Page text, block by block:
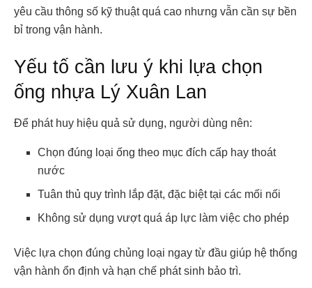
yêu cầu thông số kỹ thuật quá cao nhưng vẫn cần sự bền
bỉ trong vận hành.
Yếu tố cần lưu ý khi lựa chọn
ống nhựa Lý Xuân Lan
Để phát huy hiệu quả sử dụng, người dùng nên:
Chọn đúng loại ống theo mục đích cấp hay thoát
nước
Tuân thủ quy trình lắp đặt, đặc biệt tại các mối nối
Không sử dụng vượt quá áp lực làm việc cho phép
Việc lựa chọn đúng chủng loại ngay từ đầu giúp hệ thống
vận hành ổn định và hạn chế phát sinh bảo trì.